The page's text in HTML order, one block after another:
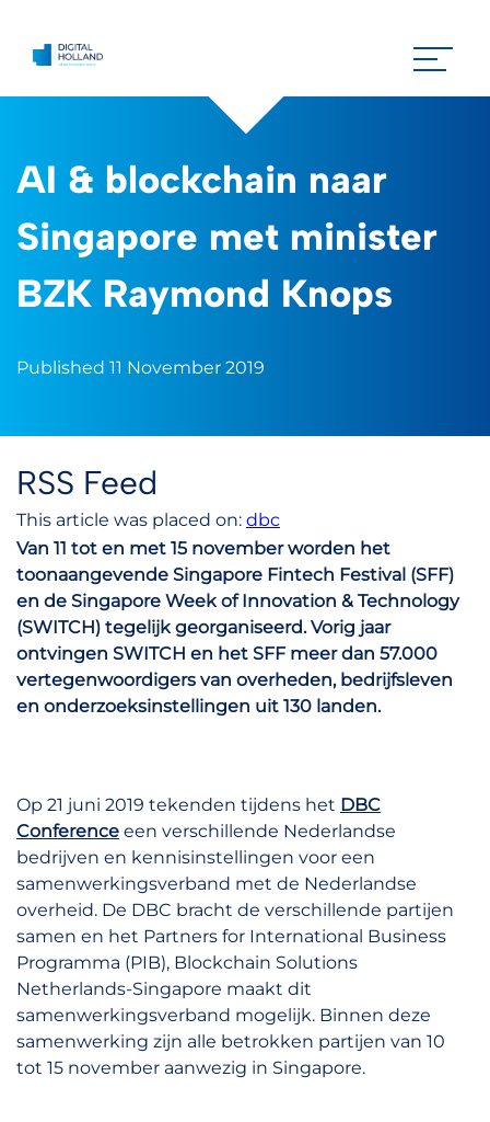
AI & blockchain naar
Singapore met minister
BZK Raymond Knops
Published 11 November 2019
RSS Feed
This article was placed on: dbc
Van 11 tot en met 15 november worden het
toonaangevende Singapore Fintech Festival (SFF)
en de Singapore Week of Innovation & Technology
(SWITCH) tegelijk georganiseerd. Vorig jaar
ontvingen SWITCH en het SFF meer dan 57.000
vertegenwoordigers van overheden, bedrijfsleven
en onderzoeksinstellingen uit 130 landen.
Op 21 juni 2019 tekenden tijdens het DBC
Conference een verschillende Nederlandse
bedrijven en kennisinstellingen voor een
samenwerkingsverband met de Nederlandse
overheid. De DBC bracht de verschillende partijen
samen en het Partners for International Business
Programma (PIB), Blockchain Solutions
Netherlands-Singapore maakt dit
samenwerkingsverband mogelijk. Binnen deze
samenwerking zijn alle betrokken partijen van 10
tot 15 november aanwezig in Singapore.